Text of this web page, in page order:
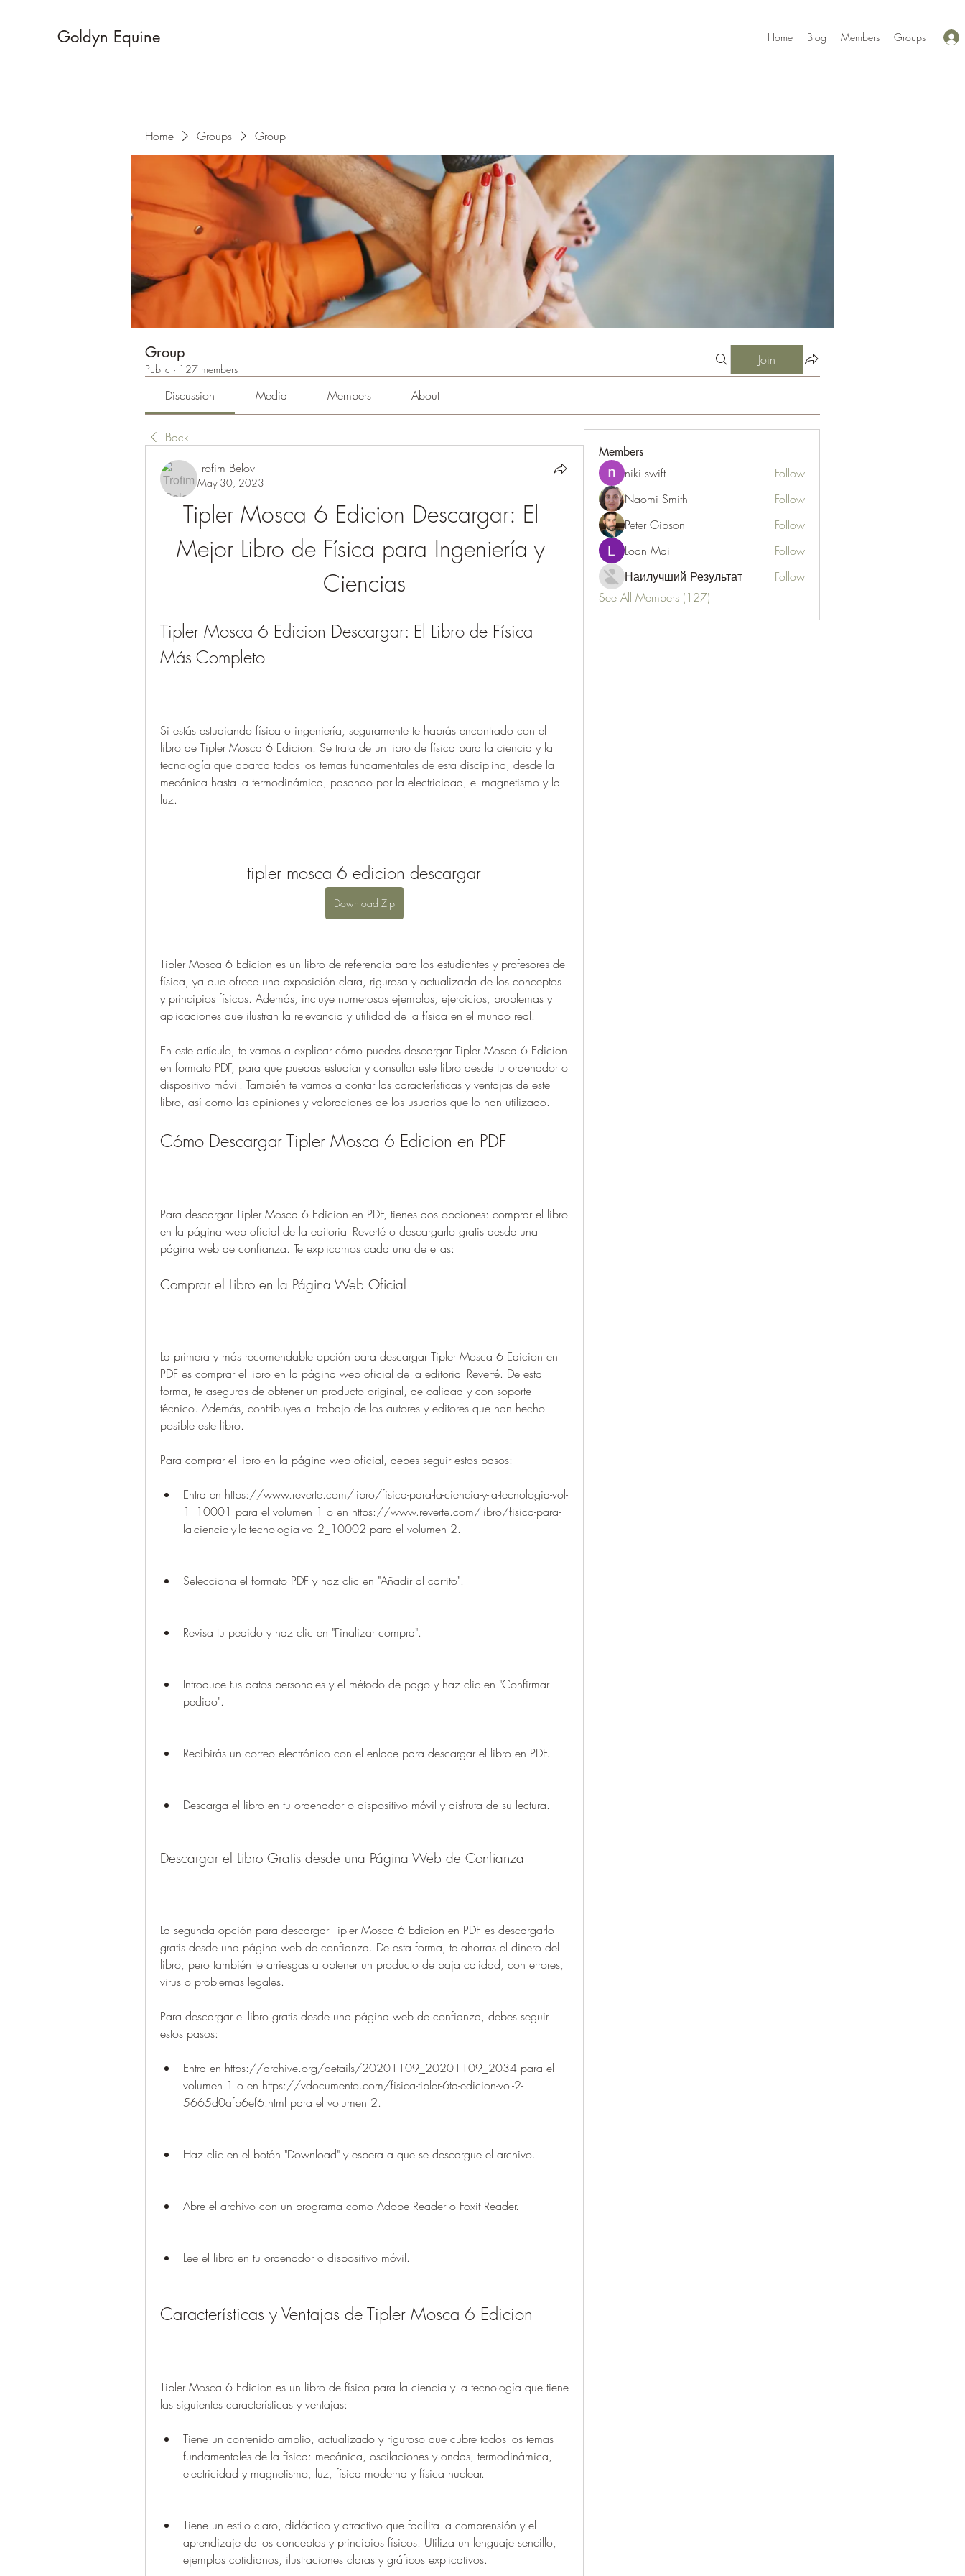
Goldyn Equine Home Blog Members Groups
Home Groups Group
Group
Public · 127 members
Join
Discussion Media Members About
Back
Trofim Belov
May 30, 2023
Tipler Mosca 6 Edicion Descargar: El
Mejor Libro de Física para Ingeniería y
Ciencias
Tipler Mosca 6 Edicion Descargar: El Libro de Física
Más Completo
Si estás estudiando física o ingeniería, seguramente te habrás encontrado con el
libro de Tipler Mosca 6 Edicion. Se trata de un libro de física para la ciencia y la
tecnología que abarca todos los temas fundamentales de esta disciplina, desde la
mecánica hasta la termodinámica, pasando por la electricidad, el magnetismo y la
luz.
tipler mosca 6 edicion descargar
Download Zip
Tipler Mosca 6 Edicion es un libro de referencia para los estudiantes y profesores de
física, ya que ofrece una exposición clara, rigurosa y actualizada de los conceptos
y principios físicos. Además, incluye numerosos ejemplos, ejercicios, problemas y
aplicaciones que ilustran la relevancia y utilidad de la física en el mundo real.
En este artículo, te vamos a explicar cómo puedes descargar Tipler Mosca 6 Edicion
en formato PDF, para que puedas estudiar y consultar este libro desde tu ordenador o
dispositivo móvil. También te vamos a contar las características y ventajas de este
libro, así como las opiniones y valoraciones de los usuarios que lo han utilizado.
Cómo Descargar Tipler Mosca 6 Edicion en PDF
Para descargar Tipler Mosca 6 Edicion en PDF, tienes dos opciones: comprar el libro
en la página web oficial de la editorial Reverté o descargarlo gratis desde una
página web de confianza. Te explicamos cada una de ellas:
Comprar el Libro en la Página Web Oficial
La primera y más recomendable opción para descargar Tipler Mosca 6 Edicion en
PDF es comprar el libro en la página web oficial de la editorial Reverté. De esta
forma, te aseguras de obtener un producto original, de calidad y con soporte
técnico. Además, contribuyes al trabajo de los autores y editores que han hecho
posible este libro.
Para comprar el libro en la página web oficial, debes seguir estos pasos:
Entra en https://www.reverte.com/libro/fisica-para-la-ciencia-y-la-tecnologia-vol-
1_10001 para el volumen 1 o en https://www.reverte.com/libro/fisica-para-
la-ciencia-y-la-tecnologia-vol-2_10002 para el volumen 2.
Selecciona el formato PDF y haz clic en "Añadir al carrito".
Revisa tu pedido y haz clic en "Finalizar compra".
Introduce tus datos personales y el método de pago y haz clic en "Confirmar
pedido".
Recibirás un correo electrónico con el enlace para descargar el libro en PDF.
Descarga el libro en tu ordenador o dispositivo móvil y disfruta de su lectura.
Descargar el Libro Gratis desde una Página Web de Confianza
La segunda opción para descargar Tipler Mosca 6 Edicion en PDF es descargarlo
gratis desde una página web de confianza. De esta forma, te ahorras el dinero del
libro, pero también te arriesgas a obtener un producto de baja calidad, con errores,
virus o problemas legales.
Para descargar el libro gratis desde una página web de confianza, debes seguir
estos pasos:
Entra en https://archive.org/details/20201109_20201109_2034 para el
volumen 1 o en https://vdocumento.com/fisica-tipler-6ta-edicion-vol-2-
5665d0afb6ef6.html para el volumen 2.
Haz clic en el botón "Download" y espera a que se descargue el archivo.
Abre el archivo con un programa como Adobe Reader o Foxit Reader.
Lee el libro en tu ordenador o dispositivo móvil.
Características y Ventajas de Tipler Mosca 6 Edicion
Tipler Mosca 6 Edicion es un libro de física para la ciencia y la tecnología que tiene
las siguientes características y ventajas:
Tiene un contenido amplio, actualizado y riguroso que cubre todos los temas
fundamentales de la física: mecánica, oscilaciones y ondas, termodinámica,
electricidad y magnetismo, luz, física moderna y física nuclear.
Tiene un estilo claro, didáctico y atractivo que facilita la comprensión y el
aprendizaje de los conceptos y principios físicos. Utiliza un lenguaje sencillo,
ejemplos cotidianos, ilustraciones claras y gráficos explicativos.
Members
niki swift
Follow
Naomi Smith
Follow
Peter Gibson
Follow
Loan Mai
Follow
Наилучший Результат
Follow
See All Members (127)